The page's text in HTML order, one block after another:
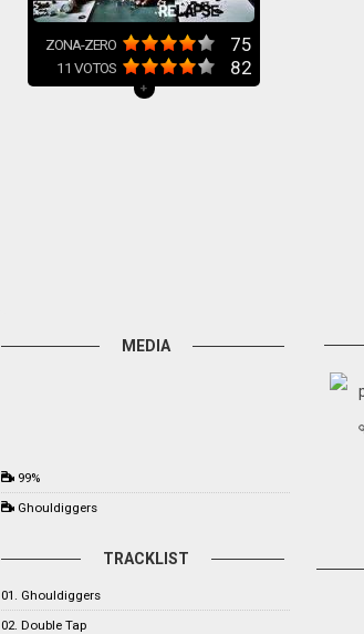
ZONA-ZERO 75
11 VOTOS 82
+
MEDIA
99%
Ghouldiggers
TRACKLIST
01. Ghouldiggers
02. Double Tap